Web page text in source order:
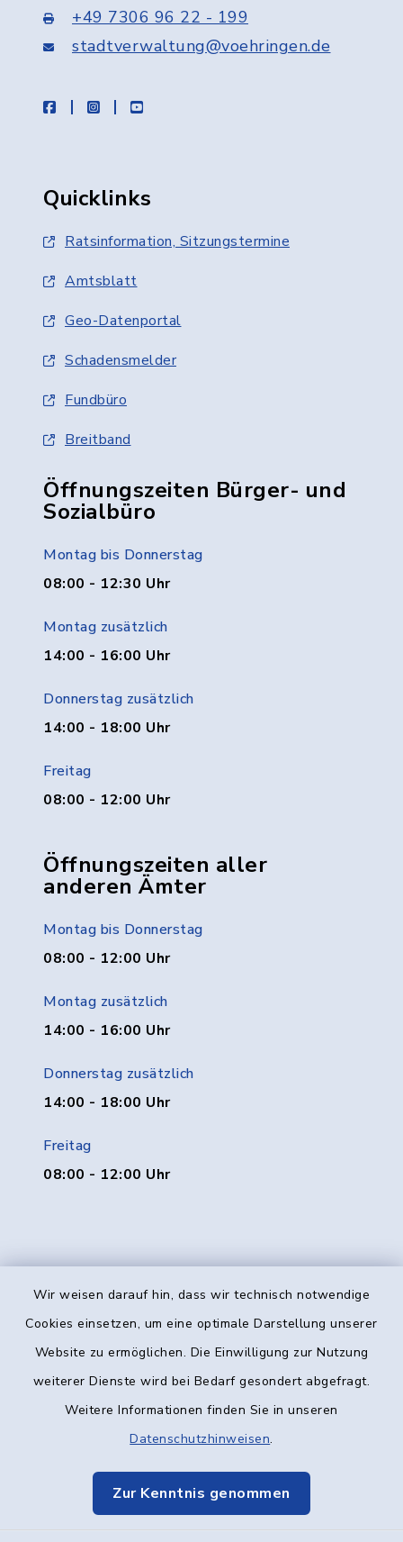
Wir weisen darauf hin, dass wir technisch notwendige
Cookies einsetzen, um eine optimale Darstellung unserer
Website zu ermöglichen. Die Einwilligung zur Nutzung
weiterer Dienste wird bei Bedarf gesondert abgefragt.
Weitere Informationen finden Sie in unseren
Datenschutzhinweisen.
Zur Kenntnis genommen
+49 7306 96 22 - 199
stadtverwaltung@voehringen.de
facebookinstagramyoutube
Quicklinks
Ratsinformation, Sitzungstermine
Amtsblatt
Geo-Datenportal
Schadensmelder
Fundbüro
Breitband
Öffnungszeiten Bürger- und
Sozialbüro
Montag bis Donnerstag
08:00 - 12:30 Uhr
Montag zusätzlich
14:00 - 16:00 Uhr
Donnerstag zusätzlich
14:00 - 18:00 Uhr
Freitag
08:00 - 12:00 Uhr
Öffnungszeiten aller
anderen Ämter
Montag bis Donnerstag
08:00 - 12:00 Uhr
Montag zusätzlich
14:00 - 16:00 Uhr
Donnerstag zusätzlich
14:00 - 18:00 Uhr
Freitag
08:00 - 12:00 Uhr
Kontakt
Datenschutz
Elektronische Kommunikation